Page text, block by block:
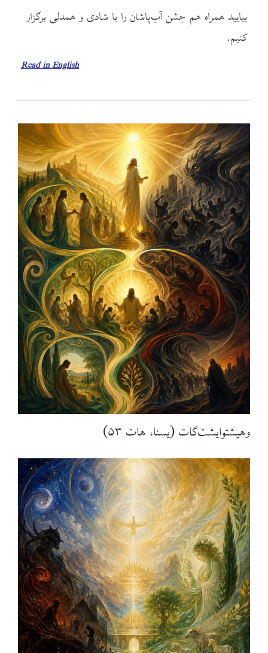
بیایید همراه هم جشن آب‌پاشان را با شادی و همدلی برگزار
کنیم.
Read in English
وهیشتوایشت‌گات (یسنا، هات ۵۳)